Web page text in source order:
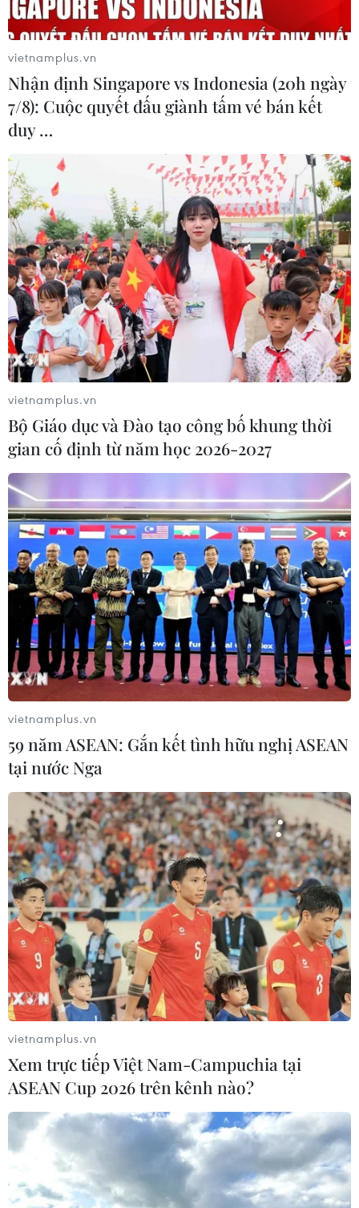
TIN CÙNG CHUYÊN MỤC
Dữ liệu việc làm Mỹ mở thêm dư địa
vietnamplus.vn
Nhận định Singapore vs Indonesia (20h ngày
7/8): Cuộc quyết đấu giành tấm vé bán kết
duy …
vietnamplus.vn
Bộ Giáo dục và Đào tạo công bố khung thời
gian cố định từ năm học 2026-2027
vietnamplus.vn
59 năm ASEAN: Gắn kết tình hữu nghị ASEAN
tại nước Nga
vietnamplus.vn
Xem trực tiếp Việt Nam-Campuchia tại
ASEAN Cup 2026 trên kênh nào?